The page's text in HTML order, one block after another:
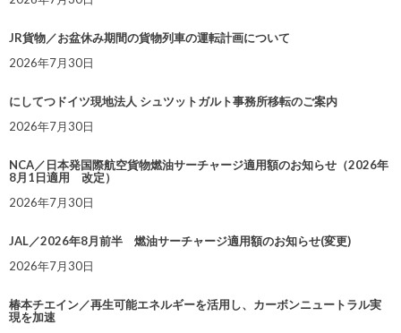
JR貨物／お盆休み期間の貨物列車の運転計画について
2026年7月30日
にしてつドイツ現地法人 シュツットガルト事務所移転のご案内
2026年7月30日
NCA／日本発国際航空貨物燃油サーチャージ適用額のお知らせ（2026年
8月1日適用 改定）
2026年7月30日
JAL／2026年8月前半 燃油サーチャージ適用額のお知らせ(変更)
2026年7月30日
椿本チエイン／再生可能エネルギーを活用し、カーボンニュートラル実
現を加速